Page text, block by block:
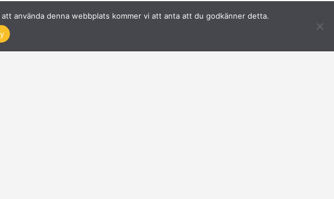
använda denna webbplats kommer vi att anta att du godkänner detta.